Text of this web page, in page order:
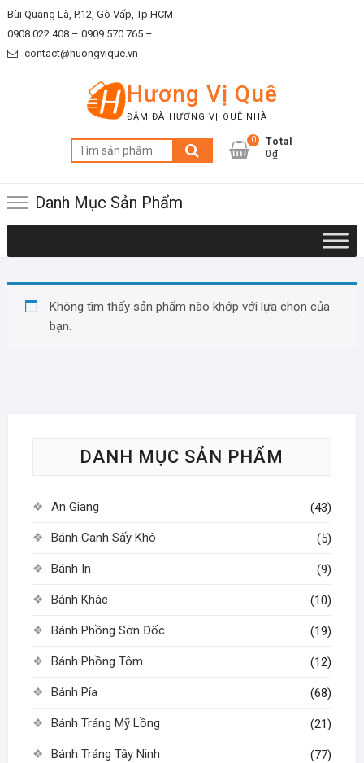
Skip
to
content
Bùi Quang Là, P.12, Gò Vấp, Tp.HCM
0908.022.408 – 0909.570.765 –
contact@huongvique.vn
Hương Vị Quê
ĐẬM ĐÀ HƯƠNG VỊ QUÊ NHÀ
Tìm
kiếm:
0
Total
0₫
Danh Mục Sản Phẩm
Không tìm thấy sản phẩm nào khớp với lựa chọn của
bạn.
DANH MỤC SẢN PHẨM
An Giang (43)
Bánh Canh Sấy Khô (5)
Bánh In (9)
Bánh Khác (10)
Bánh Phồng Sơn Đốc (19)
Bánh Phồng Tôm (12)
Bánh Pía (68)
Bánh Tráng Mỹ Lồng (21)
Bánh Tráng Tây Ninh (77)